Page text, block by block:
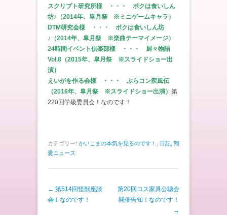
スクリプト研究所様 ・・・ ボクは食いしん
坊♪（2014年、皐月祭 ※ミニゲームキャラ）
DTM研究会様 ・・・ ボクは食いしん坊
♪（2014年、皐月祭 ※楽曲テーマイメージ）
24時間イベント倶楽部様 ・・・ 厨々物語
Vol.8（2015年、皐月祭 ※スライドショー出
演）
えいがを作る会様 ・・・ ぶらコン疾風伝
（2016年、皐月祭 ※スライドショー出演） 第
220回学級委員会！なのです！
カテゴリー: かいこまの本気を見るのです！ , 日記, 翔
愛ニュース
投稿ナビゲーション
← 第514回怪獣座談
会！なのです！
第20回コス家具公聴会
開催告知！なのです！
→